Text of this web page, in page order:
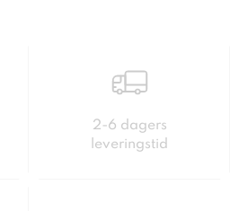
2-6 dagers
leveringstid